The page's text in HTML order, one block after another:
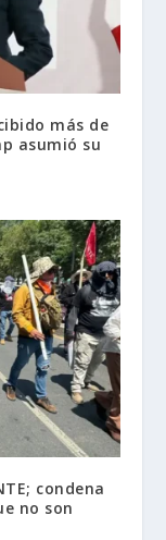
más de
asumió su
condena
no son